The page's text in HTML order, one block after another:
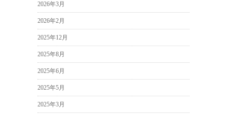
2026年3月
2026年2月
2025年12月
2025年8月
2025年6月
2025年5月
2025年3月